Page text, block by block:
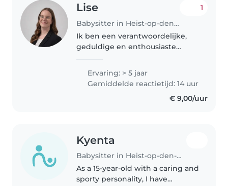
Lise
Babysitter in Heist-op-den-Berg
1
Ik ben een verantwoordelijke,
geduldige en enthousiaste
kleuters en schoolkinderen. Ik
ben EHBO-gecertificeerd en heb
Ervaring: > 5 jaar
Gemiddelde reactietijd: 14 uur
€ 9,00/uur
Kyenta
Babysitter in Heist-op-den-Berg
As a 15-year-old with a caring and
sporty personality, I have